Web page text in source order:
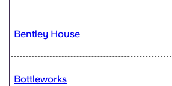
Bentley House
Bottleworks